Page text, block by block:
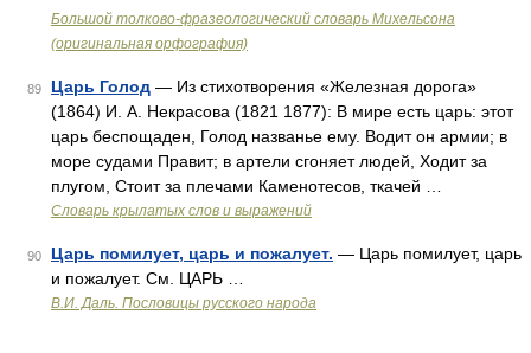
Большой толково-фразеологический словарь Михельсона
(оригинальная орфография)
89 Царь Голод — Из стихотворения «Железная дорога»
(1864) И. А. Некрасова (1821 1877): В мире есть царь: этот
царь беспощаден, Голод названье ему. Водит он армии; в
море судами Правит; в артели сгоняет людей, Ходит за
плугом, Стоит за плечами Каменотесов, ткачей …
Словарь крылатых слов и выражений
90 Царь помилует, царь и пожалует. — Царь помилует, царь
и пожалует. См. ЦАРЬ …
В.И. Даль. Пословицы русского народа